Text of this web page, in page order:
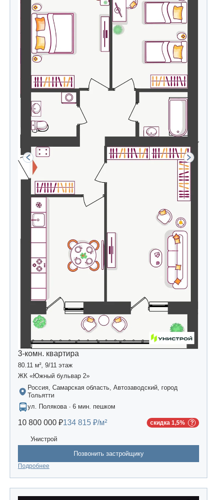
3-комн. квартира
80.11 м², 9/11 этаж
ЖК «Южный бульвар 2»
Россия, Самарская область, Автозаводский, город
Тольятти
ул. Полякова · 6 мин. пешком
10 800 000 ₽134 815 ₽/м² скидка 1,5%
Унистрой
Позвонить застройщику
Подробнее